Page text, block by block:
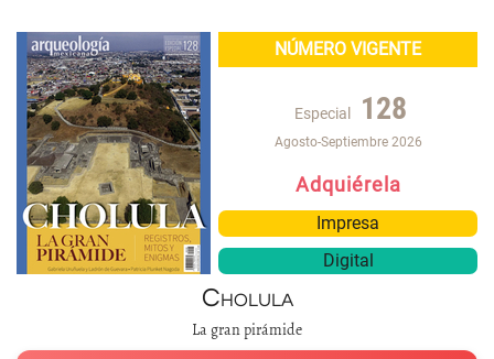
NÚMERO VIGENTE
Especial 128
Agosto-Septiembre 2026
Adquiérela
Impresa
Digital
Cholula
La gran pirámide